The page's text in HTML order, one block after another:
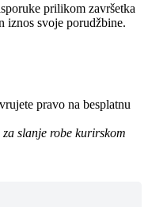
prilikom završetka
iznos svoje porudžbine.
pravo na besplatnu
slanje robe kurirskom